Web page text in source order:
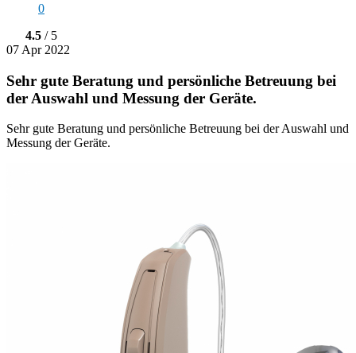
0
4.5 / 5
07 Apr 2022
Sehr gute Beratung und persönliche Betreuung bei
der Auswahl und Messung der Geräte.
Sehr gute Beratung und persönliche Betreuung bei der Auswahl und
Messung der Geräte.